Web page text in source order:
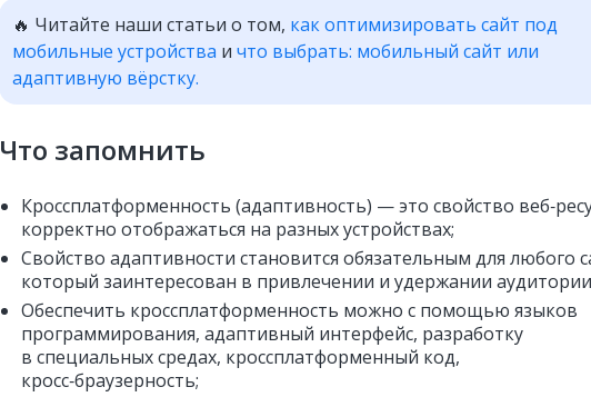
🔥 Читайте наши статьи о том, как оптимизировать сайт под
мобильные устройства и что выбрать: мобильный сайт или
адаптивную вёрстку.
Что запомнить
Кроссплатформенность (адаптивность) — это свойство
корректно отображаться на разных устройствах;
Свойство адаптивности становится обязательным для любого
который заинтересован в привлечении и удержании
Обеспечить кроссплатформенность можно с помощью языков
программирования, адаптивный интерфейс, разработку
в специальных средах, кроссплатформенный код,
кросс‑браузерность;